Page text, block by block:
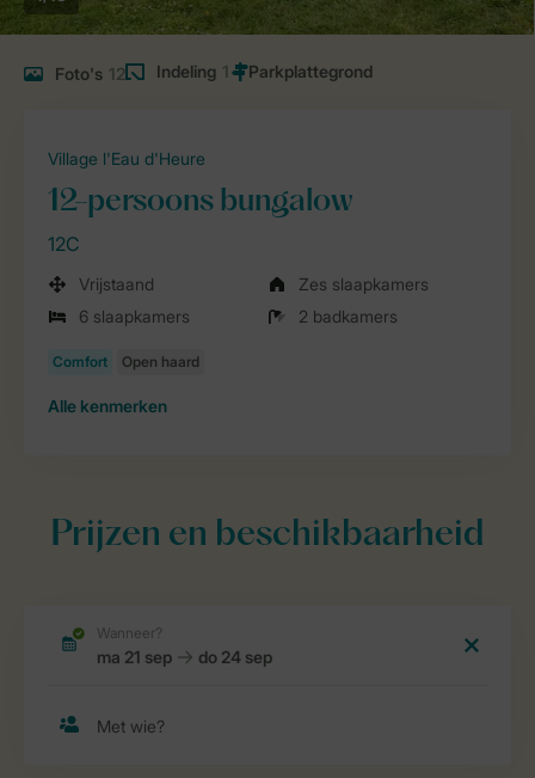
Foto's 12 Indeling 1
Village l'Eau d'Heure
12-persoons bungalow
12C
Vrijstaand
Zes slaapkamers
6 slaapkamers
2 badkamers
Alle kenmerken
Prijzen en beschikbaarheid